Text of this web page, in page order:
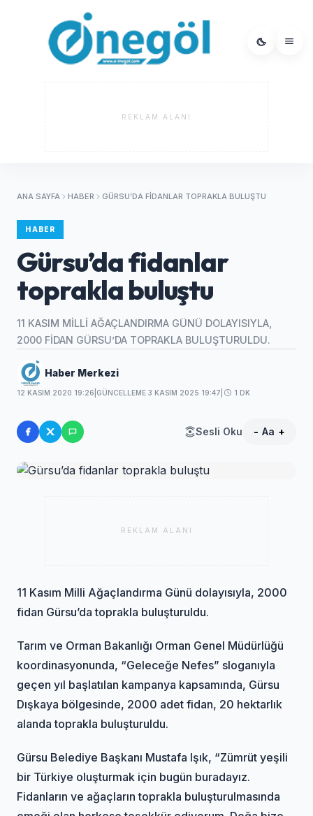
REKLAM ALANI
ANA SAYFA HABER GÜRSU’DA FIDANLAR TOPRAKLA BULUŞTU
HABER
Gürsu’da fidanlar
toprakla buluştu
11 KASIM MİLLİ AĞAÇLANDIRMA GÜNÜ DOLAYISIYLA,
2000 FİDAN GÜRSU’DA TOPRAKLA BULUŞTURULDU.
Haber Merkezi
12 KASIM 2020 19:26 GÜNCELLEME 3 KASIM 2025 19:47 1 DK
Sesli Oku - Aa +
REKLAM ALANI
11 Kasım Milli Ağaçlandırma Günü dolayısıyla, 2000
fidan Gürsu’da toprakla buluşturuldu.
Tarım ve Orman Bakanlığı Orman Genel Müdürlüğü
koordinasyonunda, “Geleceğe Nefes” sloganıyla
geçen yıl başlatılan kampanya kapsamında, Gürsu
Dışkaya bölgesinde, 2000 adet fidan, 20 hektarlık
alanda toprakla buluşturuldu.
Gürsu Belediye Başkanı Mustafa Işık, “Zümrüt yeşili
bir Türkiye oluşturmak için bugün buradayız.
Fidanların ve ağaçların toprakla buluşturulmasında